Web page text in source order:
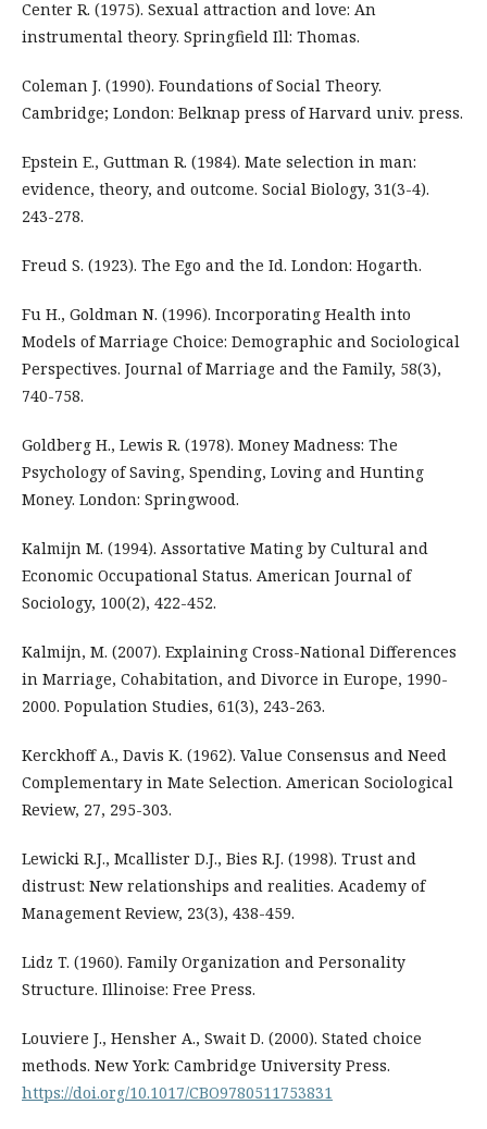
Center R. (1975). Sexual attraction and love: An
instrumental theory. Springfield Ill: Thomas.
Coleman J. (1990). Foundations of Social Theory.
Cambridge; London: Belknap press of Harvard univ. press.
Epstein E., Guttman R. (1984). Mate selection in man:
evidence, theory, and outcome. Social Biology, 31(3-4).
243-278.
Freud S. (1923). The Ego and the Id. London: Hogarth.
Fu H., Goldman N. (1996). Incorporating Health into
Models of Marriage Choice: Demographic and Sociological
Perspectives. Journal of Marriage and the Family, 58(3),
740-758.
Goldberg H., Lewis R. (1978). Money Madness: The
Psychology of Saving, Spending, Loving and Hunting
Money. London: Springwood.
Kalmijn M. (1994). Assortative Mating by Cultural and
Economic Occupational Status. American Journal of
Sociology, 100(2), 422-452.
Kalmijn, M. (2007). Explaining Cross-National Differences
in Marriage, Cohabitation, and Divorce in Europe, 1990-
2000. Population Studies, 61(3), 243-263.
Kerckhoff A., Davis K. (1962). Value Consensus and Need
Complementary in Mate Selection. American Sociological
Review, 27, 295-303.
Lewicki R.J., Mcallister D.J., Bies R.J. (1998). Trust and
distrust: New relationships and realities. Academy of
Management Review, 23(3), 438-459.
Lidz T. (1960). Family Organization and Personality
Structure. Illinoise: Free Press.
Louviere J., Hensher A., Swait D. (2000). Stated choice
methods. New York: Cambridge University Press.
https://doi.org/10.1017/CBO9780511753831